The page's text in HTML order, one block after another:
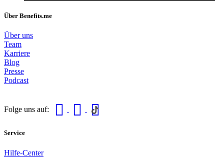
Über Benefits.me
Über uns
Team
Karriere
Blog
Presse
Podcast
Folge uns auf:
Service
Hilfe-Center